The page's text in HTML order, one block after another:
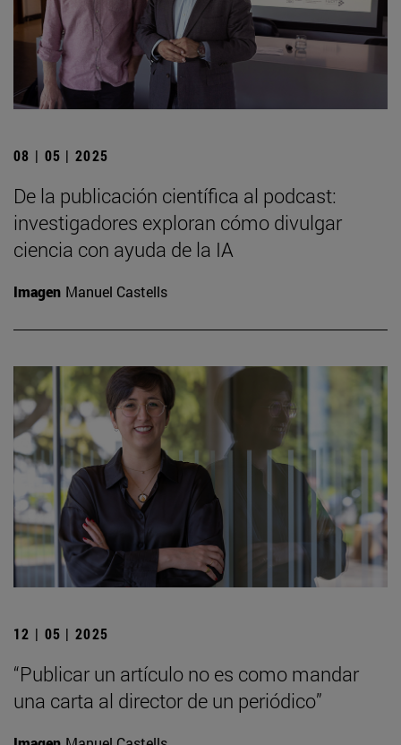
08 | 05 | 2025
De la publicación científica al podcast:
investigadores exploran cómo divulgar
ciencia con ayuda de la IA
Imagen Manuel Castells
12 | 05 | 2025
“Publicar un artículo no es como mandar
una carta al director de un periódico”